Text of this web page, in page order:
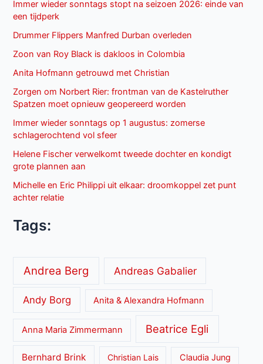
Immer wieder sonntags stopt na seizoen 2026: einde van
een tijdperk
Drummer Flippers Manfred Durban overleden
Zoon van Roy Black is dakloos in Colombia
Anita Hofmann getrouwd met Christian
Zorgen om Norbert Rier: frontman van de Kastelruther
Spatzen moet opnieuw geopereerd worden
Immer wieder sonntags op 1 augustus: zomerse
schlagerochtend vol sfeer
Helene Fischer verwelkomt tweede dochter en kondigt
grote plannen aan
Michelle en Eric Philippi uit elkaar: droomkoppel zet punt
achter relatie
Tags:
Andrea Berg Andreas Gabalier
Andy Borg Anita & Alexandra Hofmann
Anna Maria Zimmermann Beatrice Egli
Bernhard Brink Christian Lais Claudia Jung